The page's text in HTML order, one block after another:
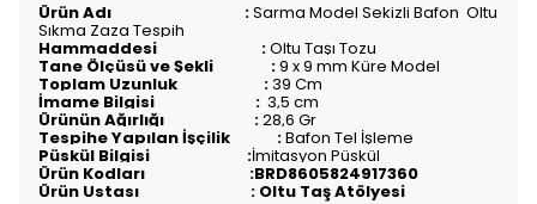
Ürün Adı :Sarma Model Sekizli Bafon Oltu
Sıkma Zaza Tespih
Hammaddesi :Oltu Taşı Tozu
Tane Ölçüsü ve Şekli :9 x 9 mm Küre Model
Toplam Uzunluk :39 Cm
İmame Bilgisi : 3,5 cm
Ürünün Ağırlığı :28,6 Gr
Tespihe Yapılan İşçilik :Bafon Tel İşleme
Püskül Bilgisi :İmitasyon Püskül
Ürün Kodları :BRD8605824917360
Ürün Ustası : Oltu Taş Atölyesi